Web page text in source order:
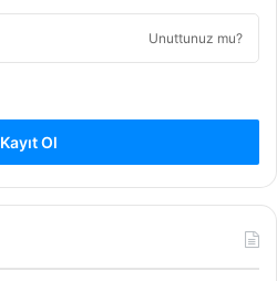
Unuttunuz mu?
Kayıt Ol